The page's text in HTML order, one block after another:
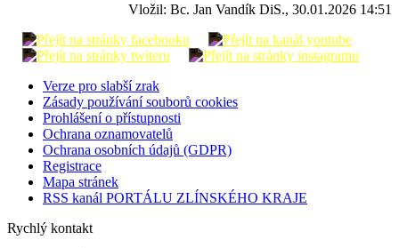
Vložil: Bc. Jan Vandík DiS., 30.01.2026 14:51
Verze pro slabší zrak
Zásady používání souborů cookies
Prohlášení o přístupnosti
Ochrana oznamovatelů
Ochrana osobních údajů (GDPR)
Registrace
Mapa stránek
RSS kanál PORTÁLU ZLÍNSKÉHO KRAJE
Rychlý kontakt